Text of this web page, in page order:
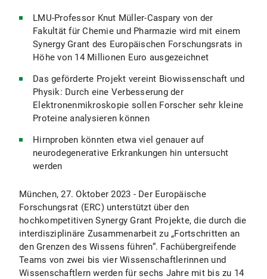
LMU-Professor Knut Müller-Caspary von der
Fakultät für Chemie und Pharmazie wird mit einem
Synergy Grant des Europäischen Forschungsrats in
Höhe von 14 Millionen Euro ausgezeichnet
Das geförderte Projekt vereint Biowissenschaft und
Physik: Durch eine Verbesserung der
Elektronenmikroskopie sollen Forscher sehr kleine
Proteine analysieren können
Hirnproben könnten etwa viel genauer auf
neurodegenerative Erkrankungen hin untersucht
werden
München, 27. Oktober 2023 - Der Europäische
Forschungsrat (ERC) unterstützt über den
hochkompetitiven Synergy Grant Projekte, die durch die
interdisziplinäre Zusammenarbeit zu „Fortschritten an
den Grenzen des Wissens führen“. Fachübergreifende
Teams von zwei bis vier Wissenschaftlerinnen und
Wissenschaftlern werden für sechs Jahre mit bis zu 14